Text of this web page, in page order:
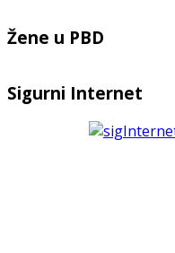
Žene u PBD
Sigurni Internet